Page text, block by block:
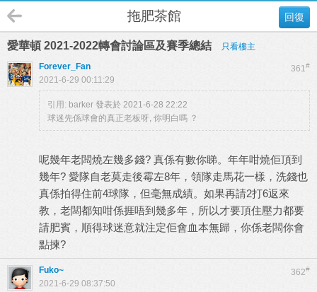
回復
拖肥茶館
愛華頓 2021-2022轉會討論區及賽季總結 只看樓主
361#
Forever_Fan
2021-6-29 00:11:29
引用: barker 發表於 2021-6-28 22:22
球迷先係球會的真正老板呀, 你明白嗎 ？
呢幾年老闆燒左幾多錢? 真係有數你睇。年年咁燒佢頂到
幾年? 愛隊自老莫走後霉左8年，領隊走馬花一樣，洗錢也
真係拍得住前4球隊，但毫無成績。如果再請2打6返來
教，老闆都知咁係捱唔到幾多年，所以才要頂住壓力都要
請肥賓，順得球迷意就注定佢會血本無歸，你係老闆你會
點揀?
362#
Fuko~
2021-6-29 08:37:50